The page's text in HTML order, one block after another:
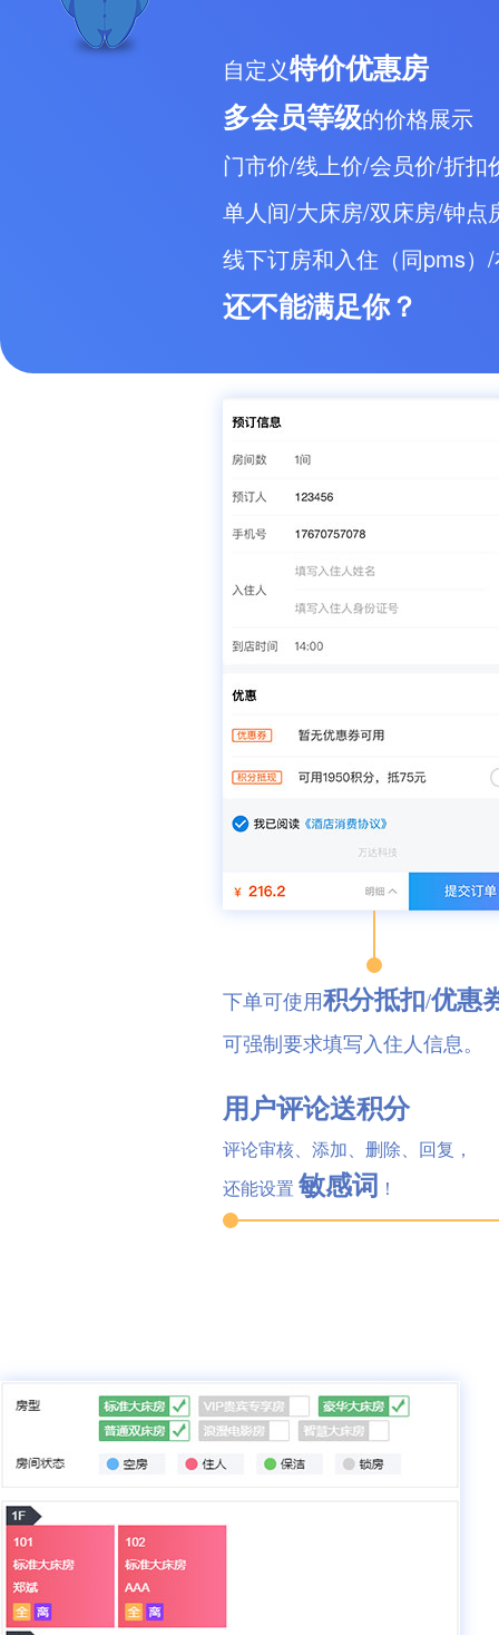
自定义特价优惠房
多会员等级的价格展示
门市价/线上价/会员价/折扣
单人间/大床房/双床房/钟点
线下订房和入住（同pms）
还不能满足你？
下单可使用积分抵扣/优惠
可强制要求填写入住人信息。
用户评论送积分
评论审核、添加、删除、回复，
还能设置 敏感词 ！